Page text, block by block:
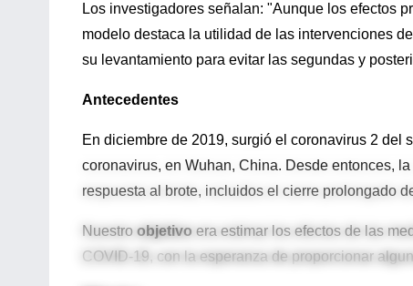
Los investigadores señalan: "Aunque los efectos
modelo destaca la utilidad de las intervenciones
su levantamiento para evitar las segundas y
Antecedentes
En diciembre de 2019, surgió el coronavirus 2 del
coronavirus, en Wuhan, China. Desde entonces,
respuesta al brote, incluidos el cierre prolongado
Nuestro objetivo era estimar los efectos de las
COVID-19, con la esperanza de proporcionar